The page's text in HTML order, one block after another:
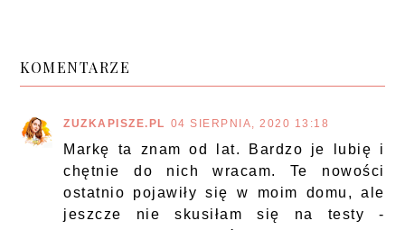
KOMENTARZE
ZUZKAPISZE.PL 04 SIERPNIA, 2020 13:18
Markę ta znam od lat. Bardzo je lubię i
chętnie do nich wracam. Te nowości
ostatnio pojawiły się w moim domu, ale
jeszcze nie skusiłam się na testy -